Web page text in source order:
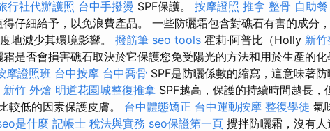
行社代辦護照 台中手撥燙 SPF保護。 按摩證照 推拿 整骨 自助餐
仔細給予，以免浪費產品。 一些防曬霜包含對礁石有害的成分
地減少其環境影響。 撥筋筆 seo tools 霍莉·阿普比（Holly 新竹
是否會損害礁石取決於它保護您免受陽光的方法和用於生產的
摩證照班 台中按摩 台中喬骨 SPF是防曬係數的縮寫，這意味著
新竹 外燴 明道花園城整復推拿 SPF越高，保護的持續時間越長，
較低的因素保護皮膚。 台中體態矯正 台中運動按摩 整復學徒 氣
是什麼 記帳士 稅法與實務 seo保證第一頁 攪拌防曬霜，沒有